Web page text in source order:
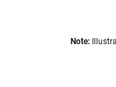
Skip
Note: